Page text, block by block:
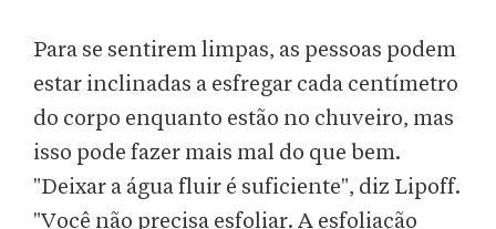
Para se sentirem limpas, as pessoas podem
estar inclinadas a esfregar cada centímetro
do corpo enquanto estão no chuveiro, mas
isso pode fazer mais mal do que bem.
"Deixar a água fluir é suficiente", diz Lipoff.
"Você não precisa esfoliar. A esfoliação